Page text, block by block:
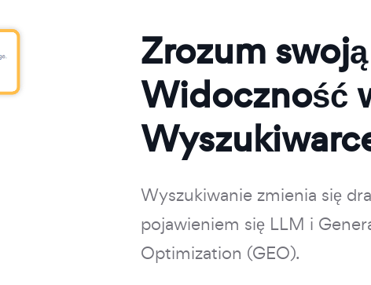
Zrozum swoją
Widoczność
Wyszukiwanie zmienia się
pojawieniem się LLM i
Optimization (GEO).